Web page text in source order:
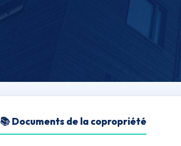
COPROPRIETE
📚 Documents de la copropriété